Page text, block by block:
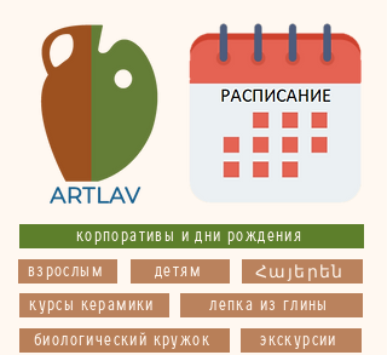
корпоративы и дни рождения
детям
взрослым Հայերեն
экскурсии
лепка из глины
биологический кружок
курсы керамики